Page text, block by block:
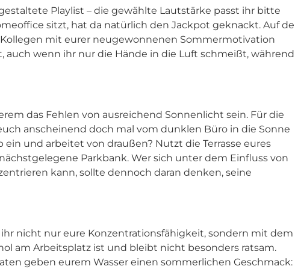
Playlist – die gewählte Lautstärke passt ihr bitte
sitzt, hat da natürlich den Jackpot geknackt. Auf
mit eurer neugewonnenen Sommermotivation
auch wenn ihr nur die Hände in die Luft schmeißt, während
das Fehlen von ausreichend Sonnenlicht sein. Für die
anscheinend doch mal vom dunklen Büro in die Sonne
und arbeitet von draußen? Nutzt die Terrasse eures
Parkbank. Wer sich unter dem Einfluss von
kann, sollte dennoch daran denken, seine
nicht nur eure Konzentrationsfähigkeit, sondern mit dem
am Arbeitsplatz ist und bleibt nicht besonders ratsam.
geben eurem Wasser einen sommerlichen Geschmack: